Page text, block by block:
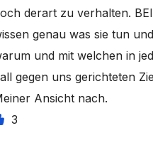
derart zu verhalten.
genau was sie tun und
und mit welchen in
gegen uns gerichteten
Ansicht nach.
3